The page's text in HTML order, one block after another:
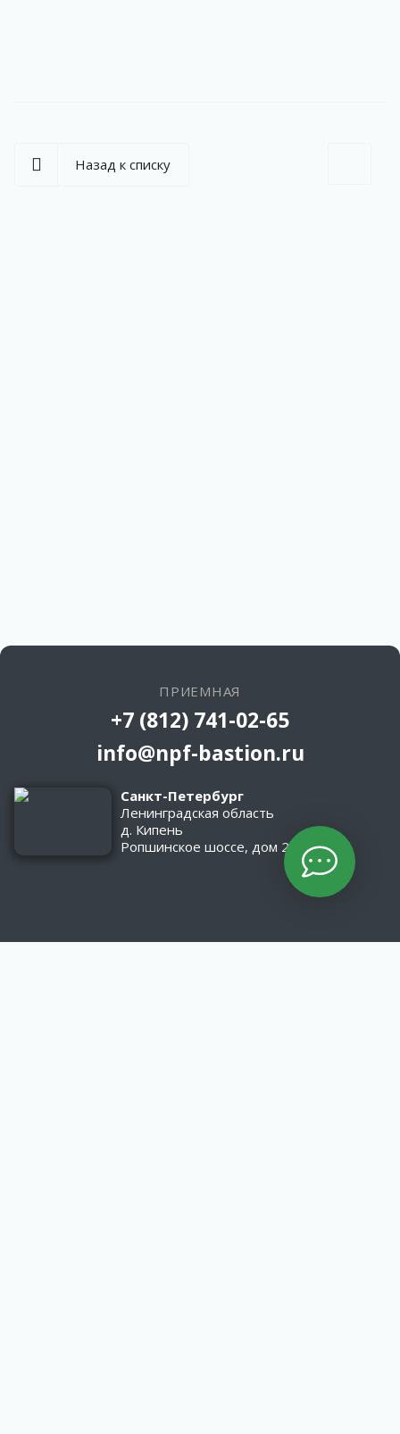
Назад к списку
ПРИЕМНАЯ
+7 (812) 741-02-65
info@npf-bastion.ru
Санкт-Петербург
Ленинградская область
д. Кипень
Ропшинское шоссе, дом 2/1